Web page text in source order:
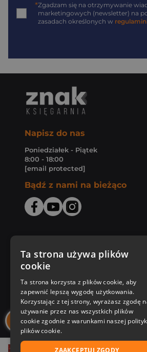
*Zgadzam się na otrzymywanie
marketingowych (newsletter) na
zasadach określonych w
Napisz do nas
Poniedziałek - Piątek
8:00 - 18:00
[email protected]
Bądź z nami na bieżąco
Zakupy u nas
Nasza oferta
Nasi autorzy
Ta strona używa plików
cookie
Ta strona korzysta z plików cookie, aby
zapewnić lepszą wygodę użytkowania.
Korzystając z tej strony, wyrażasz zgodę
używanie przez nas wszystkich plików
cookie zgodnie z warunkami naszej
plików cookie.
ZAAKCEPTUJ ZGODY